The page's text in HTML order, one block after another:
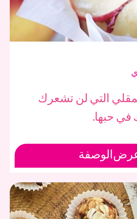
التي لن تشعرك
في حبها.
الوصفة